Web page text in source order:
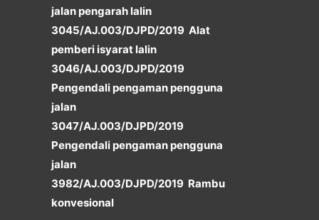
jalan pengarah lalin
3045/AJ.003/DJPD/2019 Alat
pemberi isyarat lalin
3046/AJ.003/DJPD/2019
Pengendali pengaman pengguna
jalan
3047/AJ.003/DJPD/2019
Pengendali pengaman pengguna
jalan
3982/AJ.003/DJPD/2019 Rambu
konvesional